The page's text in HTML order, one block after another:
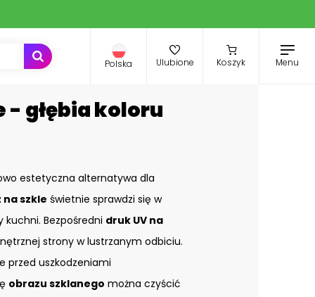
Polska Ulubione Koszyk Menu
- głębia koloru
estetyczna alternatywa dla
na szkle świetnie sprawdzi się w
kuchni. Bezpośredni druk UV na
strony w lustrzanym odbiciu.
przed uszkodzeniami
obrazu szklanego można czyścić